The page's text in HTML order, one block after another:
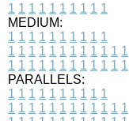
1 1 1 1 1 1 1 1 1 1
MEDIUM:
1 1 1 1 1 1 1 1 1 1
1 1 1 1 1 1 1 1 1 1 1 1
1 1 1 1 1 1 1 1 1 1 1 1
PARALLELS:
1 1 1 1 1 1 1 1 1 1
1 1 1 1 1 1 1 1 1 1 1 1